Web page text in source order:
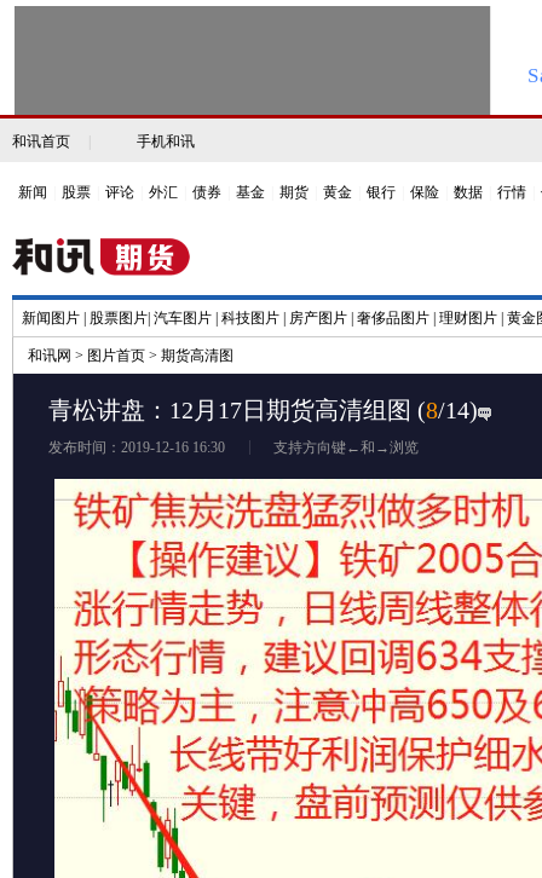
和讯首页 手机和讯
新闻 股票 评论 外汇 债券 基金 期货 黄金 银行 保险 数据 行情
新闻图片 股票图片 汽车图片 科技图片 房产图片 奢侈品图片 理财图片 黄金
和讯网 > 图片首页 > 期货高清图
青松讲盘：12月17日期货高清组图 (8/14)
发布时间：2019-12-16 16:30 支持方向键←和→浏览